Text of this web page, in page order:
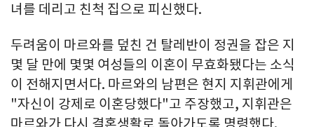
녀를 데리고 친척 집으로 피신했다.
두려움이 마르와를 덮친 건 탈레반이 정권을 잡은 지
몇 달 만에 몇몇 여성들의 이혼이 무효화됐다는 소식
이 전해지면서다. 마르와의 남편은 현지 지휘관에게
"자신이 강제로 이혼당했다"고 주장했고, 지휘관은